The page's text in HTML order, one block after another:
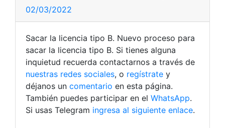
02/03/2022
Sacar la licencia tipo B. Nuevo proceso para
sacar la licencia tipo B. Si tienes alguna
inquietud recuerda contactarnos a través de
nuestras redes sociales, o regístrate y
déjanos un comentario en esta página.
También puedes participar en el WhatsApp.
Si usas Telegram ingresa al siguiente enlace.